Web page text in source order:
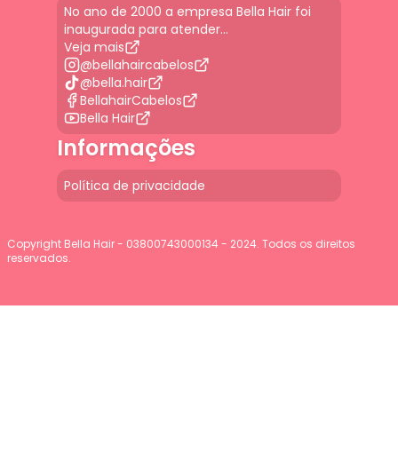
No ano de 2000 a empresa Bella Hair foi
inaugurada para atender...
Veja mais
@bellahaircabelos
@bella.hair
BellahairCabelos
Bella Hair
Informações
Política de privacidade
Copyright Bella Hair - 03800743000134 - 2024. Todos os direitos
reservados.